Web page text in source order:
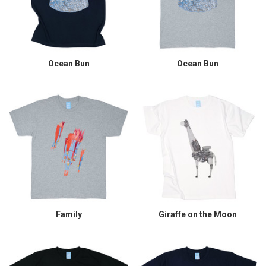
Ocean Bun Ocean Bun
Family Giraffe on the Moon